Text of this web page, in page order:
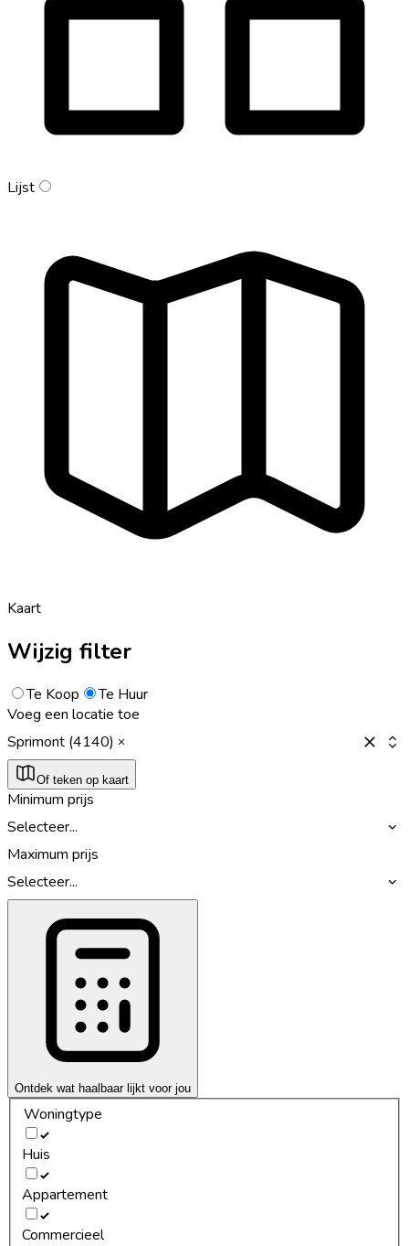
Lijst
Kaart
Wijzig filter
Te Koop
Te Huur
Voeg een locatie toe
Sprimont (4140)
Of teken op kaart
Minimum prijs
Selecteer...
Maximum prijs
Selecteer...
Ontdek wat haalbaar lijkt voor jou
Woningtype
Huis
Appartement
Commercieel